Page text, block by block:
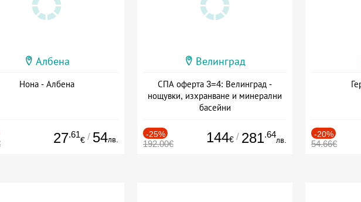
Албена
Нона - Албена
27.61
€ / 54лв.
Велинград
СПА оферта 3=4: Велинград -
нощувки, изхранване и минерални
басейни
-25%
192.00€ 144€ / 281.64
лв.
-20%
54.66€